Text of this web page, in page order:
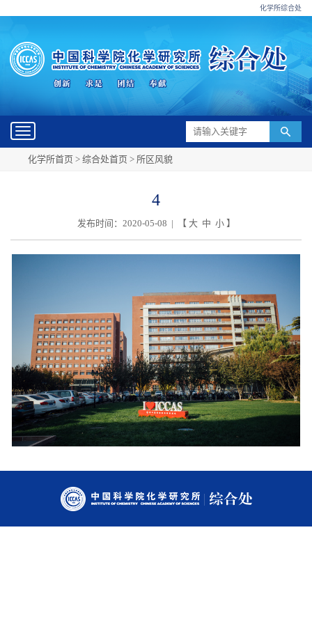
化学所综合处
Toggle
navigation
化学所首页 > 综合处首页 > 所区风貌
4
发布时间：2020-05-08 | 【 大 中 小】